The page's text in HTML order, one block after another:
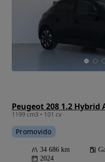
Peugeot 208 1.2 Hybrid
1199 cm3 • 101 cv
Promovido
34 686 km
2024